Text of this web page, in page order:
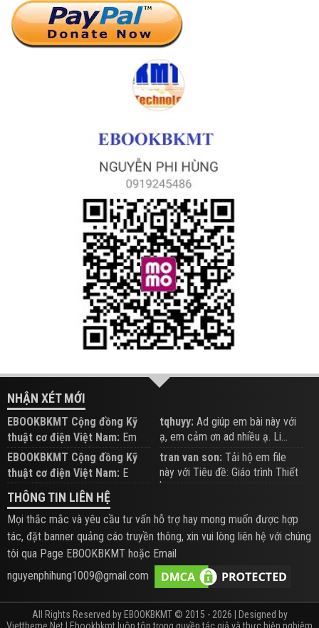
NHẬN XÉT MỚI
EBOOKBKMT Cộng đồng Kỹ
thuật cơ điện Việt Nam: Em
đăng trên Group hỗ trợ nhé
tqhuyy: Ad giúp em bài này với
ạ, em cảm ơn ad nhiều ạ. Li...
EBOOKBKMT Cộng đồng Kỹ
thuật cơ điện Việt Nam: E
xem hỗ trợ trên Group
tran van son: Tải hộ em file
này với Tiêu đề: Giáo trình Thiết
b...
THÔNG TIN LIÊN HỆ
Mọi thắc mắc và yêu cầu tư vấn hỗ trợ hay mong muốn được hợp
tác, đặt banner quảng cáo truyền thông, xin vui lòng liên hệ với chúng
tôi qua Page EBOOKBKMT hoặc Email
nguyenphihung1009@gmail.com
All Rights Reserved by EBOOKBKMT © 2015 - 2026 | Designed by